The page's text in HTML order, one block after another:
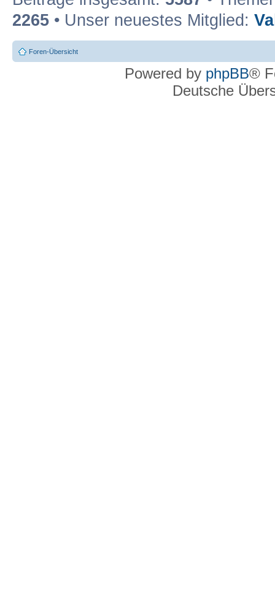
2265 • Unser neuestes Mitglied:
Foren-Übersicht
Powered by phpBB®
Deutsche